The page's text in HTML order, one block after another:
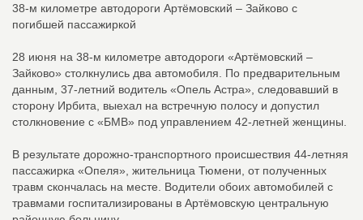
38-м километре автодороги Артёмовский – Зайково с
погибшей пассажиркой
28 июня на 38-м километре автодороги «Артёмовский –
Зайково» столкнулись два автомобиля. По предварительным
данным, 37-летний водитель «Опель Астра», следовавший в
сторону Ирбита, выехал на встречную полосу и допустил
столкновение с «БМВ» под управлением 42-летней женщины.
В результате дорожно-транспортного происшествия 44-летняя
пассажирка «Опеля», жительница Тюмени, от полученных
травм скончалась на месте. Водители обоих автомобилей с
травмами госпитализированы в Артёмовскую центральную